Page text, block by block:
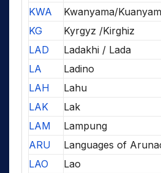
KWA
Kwanyama/
KG
Kyrgyz /Kirghiz
LAD
Ladakhi / Lada
LA
Ladino
LAH
Lahu
LAK
Lak
LAM
Lampung
ARU
Languages of
LAO
Lao